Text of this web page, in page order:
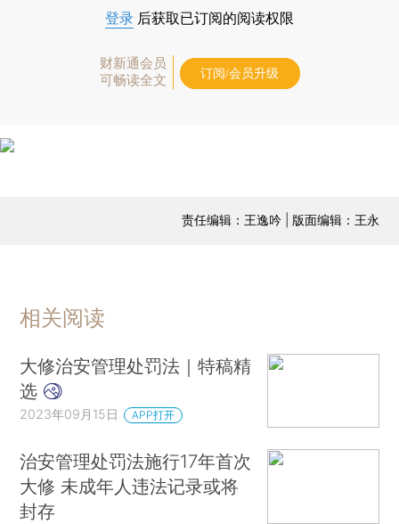
登录 后获取已订阅的阅读权限
财新通会员
可畅读全文
订阅/会员升级
责任编辑：王逸吟 | 版面编辑：王永
相关阅读
大修治安管理处罚法｜特稿精
选
2023年09月15日 APP打开
治安管理处罚法施行17年首次
大修 未成年人违法记录或将
封存